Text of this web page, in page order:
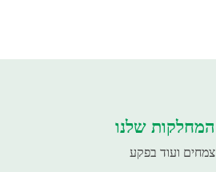
המחלקות שלנו
צמחים ועוד בפקע